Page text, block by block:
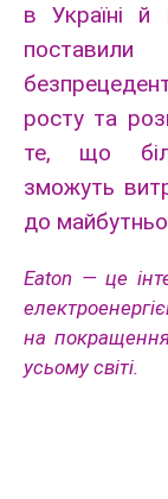
в Україні й
росту та
те, що
зможуть
до
Eaton — це
на
усьому світі.